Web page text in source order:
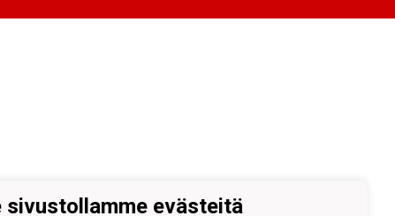
sivustollamme evästeitä